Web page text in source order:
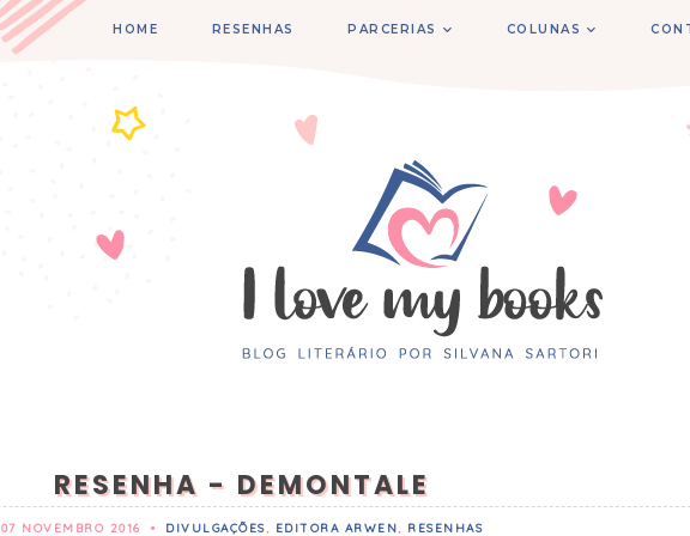
HOME RESENHAS PARCERIAS COLUNAS
RESENHA - DEMONTALE
07 NOVEMBRO 2016 • DIVULGAÇÕES EDITORA ARWEN RESENHAS